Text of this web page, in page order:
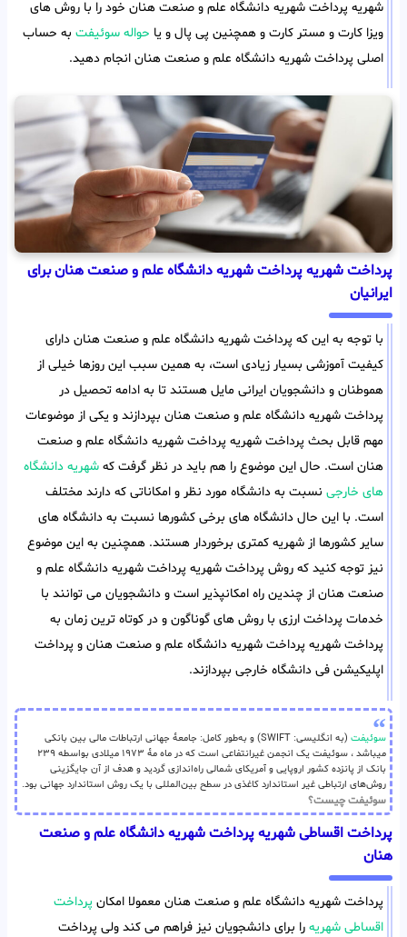
شهریه پرداخت شهریه دانشگاه علم و صنعت هنان خود را با روش های
ویزا کارت و مستر کارت و همچنین پی پال و یا حواله سوئیفت به حساب
اصلی پرداخت شهریه دانشگاه علم و صنعت هنان انجام دهید.
پرداخت شهریه پرداخت شهریه دانشگاه علم و صنعت هنان برای
ایرانیان
با توجه به این که پرداخت شهریه دانشگاه علم و صنعت هنان دارای
کیفیت آموزشی بسیار زیادی است، به همین سبب این روزها خیلی از
هموطنان و دانشجویان ایرانی مایل هستند تا به ادامه تحصیل در
پرداخت شهریه دانشگاه علم و صنعت هنان بپردازند و یکی از موضوعات
مهم قابل بحث پرداخت شهریه پرداخت شهریه دانشگاه علم و صنعت
هنان است. حال این موضوع را هم باید در نظر گرفت که شهریه دانشگاه
های خارجی نسبت به دانشگاه مورد نظر و امکاناتی که دارند مختلف
است. با این حال دانشگاه های برخی کشورها نسبت به دانشگاه های
سایر کشورها از شهریه کمتری برخوردار هستند. همچنین به این موضوع
نیز توجه کنید که روش پرداخت شهریه پرداخت شهریه دانشگاه علم و
صنعت هنان از چندین راه امکانپذیر است و دانشجویان می توانند با
خدمات پرداخت ارزی با روش های گوناگون و در کوتاه ترین زمان به
پرداخت شهریه پرداخت شهریه دانشگاه علم و صنعت هنان و پرداخت
اپلیکیشن فی دانشگاه خارجی بپردازند.
سوئیفت
(به انگلیسی: SWIFT) و به‌طور کامل: جامعهٔ جهانی ارتباطات مالی بین بانکی
میباشد ، سوئیفت یک انجمن غیرانتفاعی است که در ماه مهٔ ۱۹۷۳ میلادی بواسطه ۲۳۹
بانک از پانزده کشور اروپایی و آمریکای شمالی راه‌اندازی گردید و هدف از آن جایگزینی
روش‌های ارتباطی غیر استاندارد کاغذی در سطح بین‌المللی با یک روش استاندارد جهانی بود.
سوئیفت چیست؟
پرداخت اقساطی شهریه پرداخت شهریه دانشگاه علم و صنعت
هنان
پرداخت شهریه دانشگاه علم و صنعت هنان معمولا امکان پرداخت
اقساطی شهریه را برای دانشجویان نیز فراهم می کند ولی پرداخت